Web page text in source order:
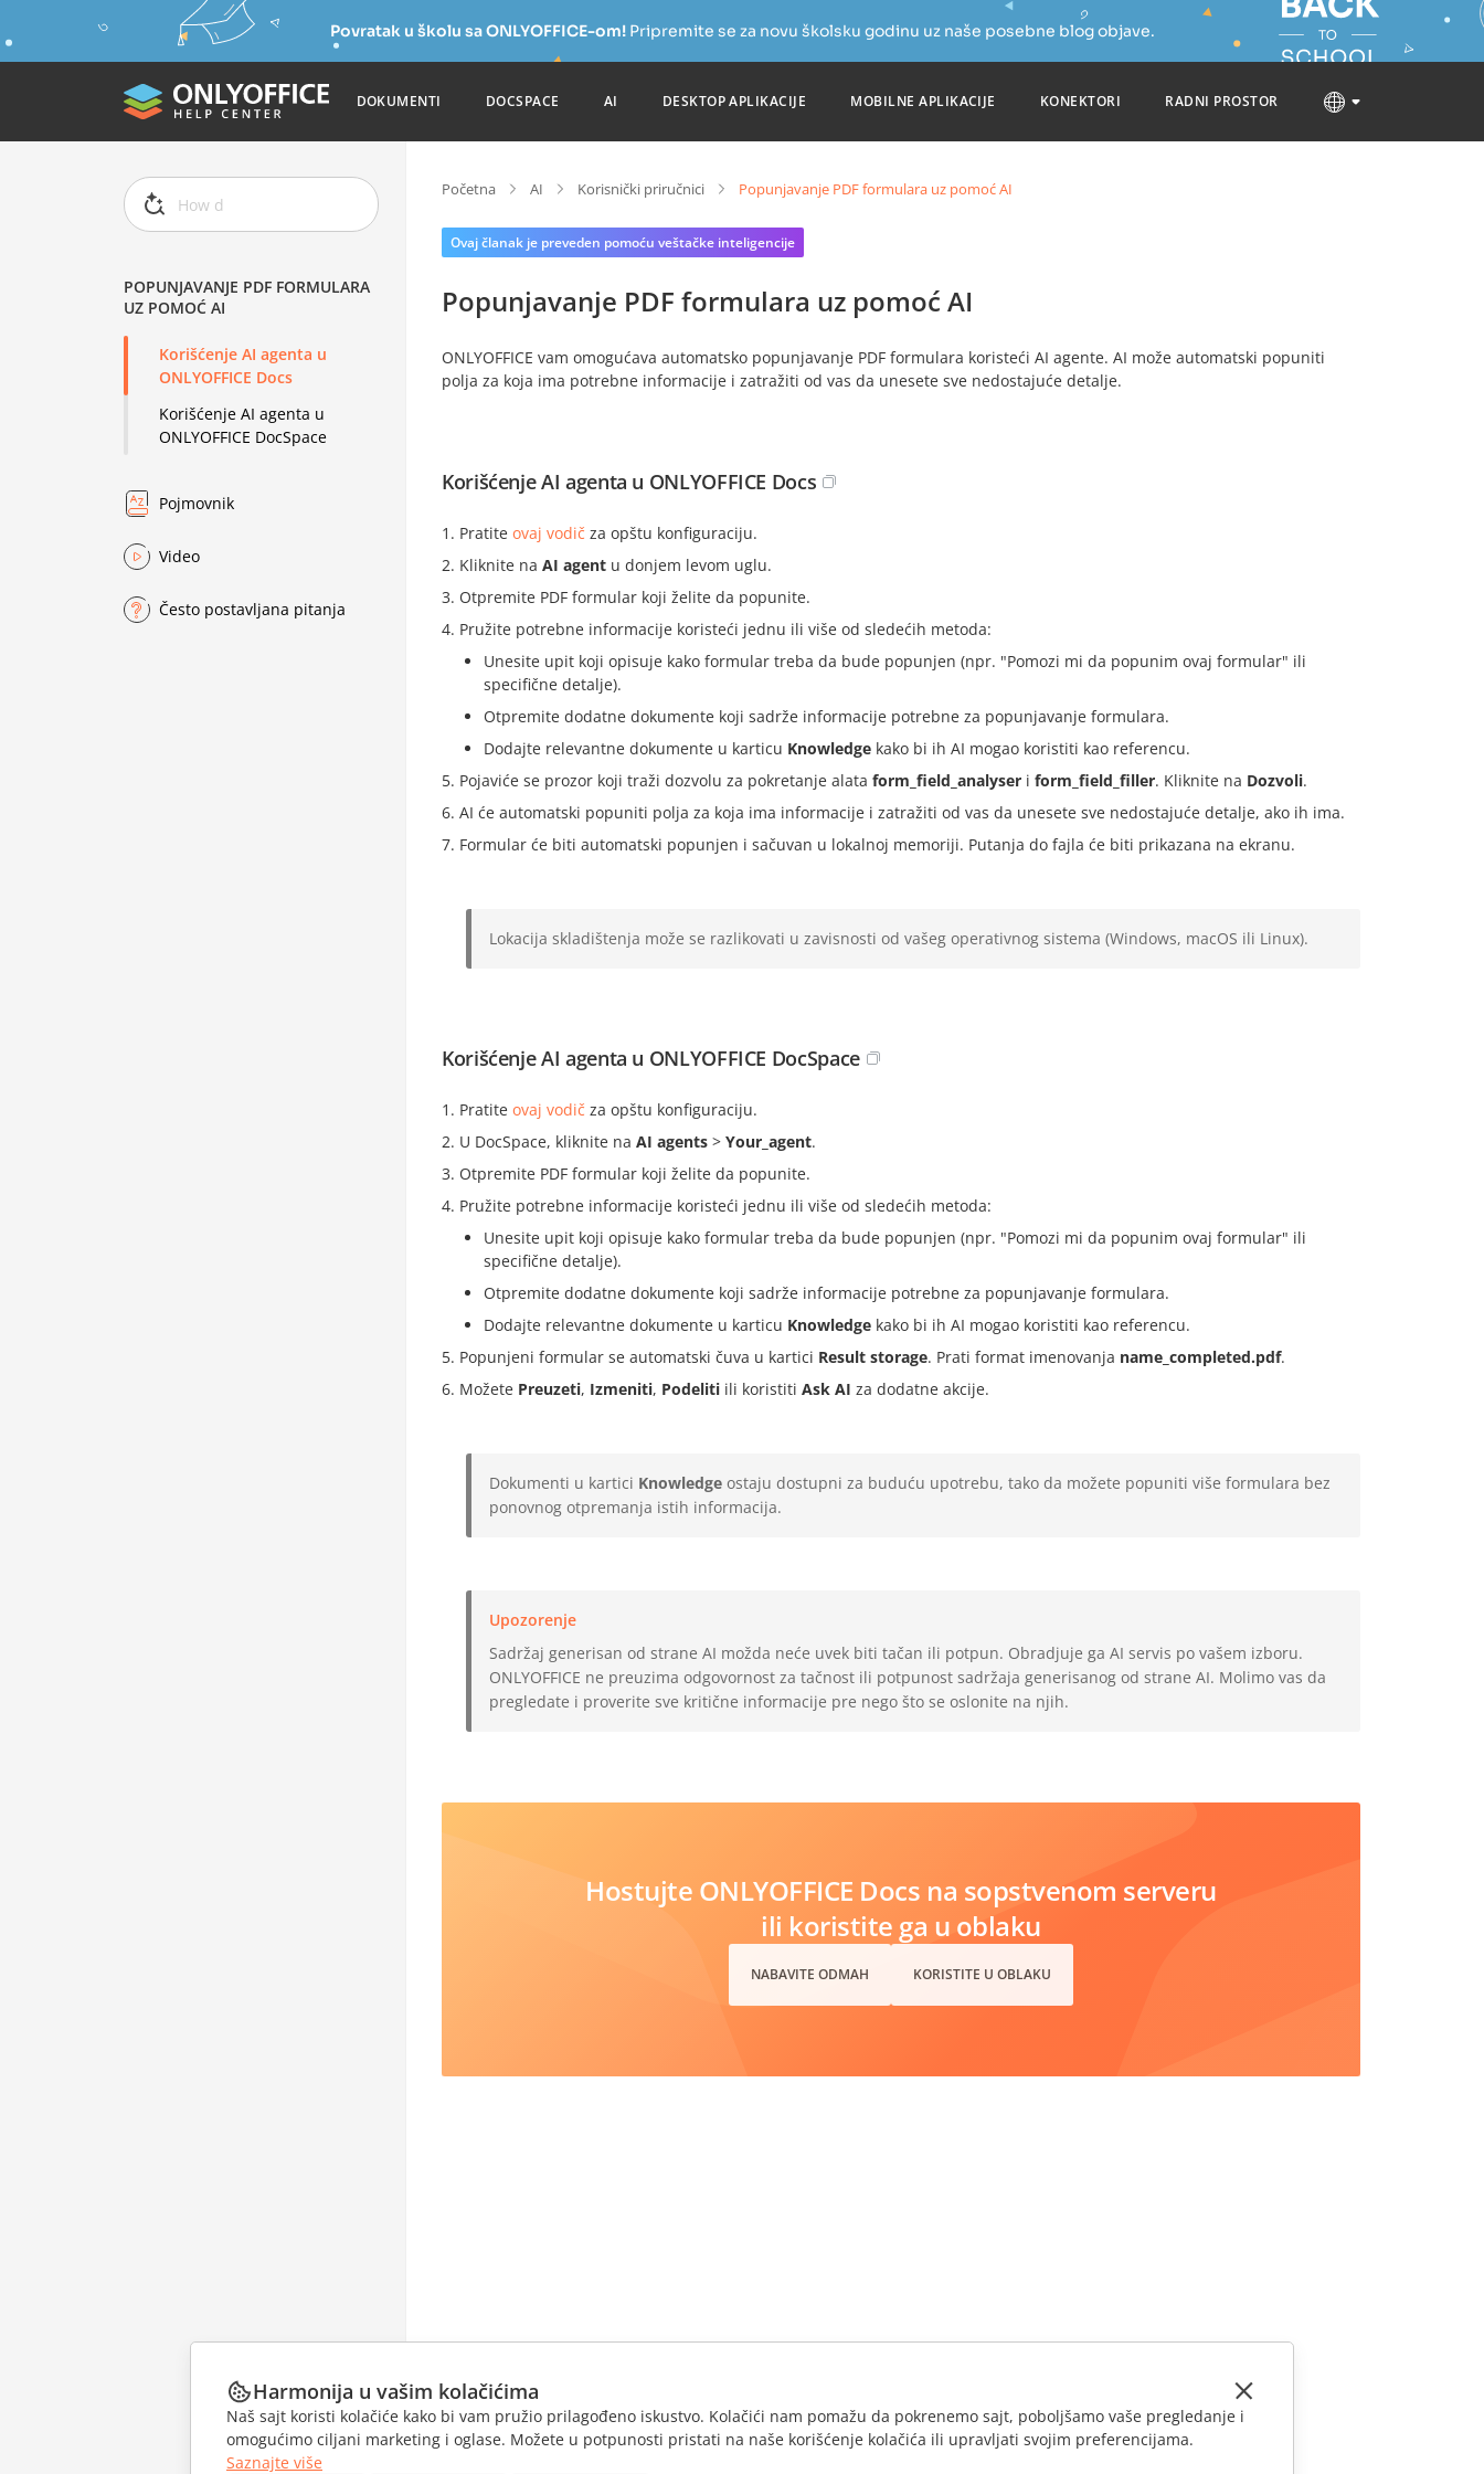
Povratak u školu sa ONLYOFFICE-om!Pripremite se za novu školsku godinu uz naše posebne blog objave.
DOKUMENTI DOCSPACE AI DESKTOP APLIKACIJE MOBILNE APLIKACIJE KONEKTORI RADNI PROSTOR
POPUNJAVANJE PDF FORMULARA
UZ POMOĆ AI
Korišćenje AI agenta u
ONLYOFFICE Docs
Korišćenje AI agenta u
ONLYOFFICE DocSpace
Pojmovnik
Video
Često postavljana pitanja
Početna AI Korisnički priručnici Popunjavanje PDF formulara uz pomoć AI
Ovaj članak je preveden pomoću veštačke inteligencije
Popunjavanje PDF formulara uz pomoć AI
ONLYOFFICE vam omogućava automatsko popunjavanje PDF formulara koristeći AI agente. AI može automatski popuniti
polja za koja ima potrebne informacije i zatražiti od vas da unesete sve nedostajuće detalje.
Korišćenje AI agenta u ONLYOFFICE Docs
Pratite ovaj vodič za opštu konfiguraciju.
Kliknite na AI agent u donjem levom uglu.
Otpremite PDF formular koji želite da popunite.
Pružite potrebne informacije koristeći jednu ili više od sledećih metoda:
Unesite upit koji opisuje kako formular treba da bude popunjen (npr. "Pomozi mi da popunim ovaj formular" ili
specifične detalje).
Otpremite dodatne dokumente koji sadrže informacije potrebne za popunjavanje formulara.
Dodajte relevantne dokumente u karticu Knowledge kako bi ih AI mogao koristiti kao referencu.
Pojaviće se prozor koji traži dozvolu za pokretanje alata form_field_analyser i form_field_filler. Kliknite na Dozvoli.
AI će automatski popuniti polja za koja ima informacije i zatražiti od vas da unesete sve nedostajuće detalje, ako ih ima.
Formular će biti automatski popunjen i sačuvan u lokalnoj memoriji. Putanja do fajla će biti prikazana na ekranu.
Lokacija skladištenja može se razlikovati u zavisnosti od vašeg operativnog sistema (Windows, macOS ili Linux).
Korišćenje AI agenta u ONLYOFFICE DocSpace
Pratite ovaj vodič za opštu konfiguraciju.
U DocSpace, kliknite na AI agents > Your_agent.
Otpremite PDF formular koji želite da popunite.
Pružite potrebne informacije koristeći jednu ili više od sledećih metoda:
Unesite upit koji opisuje kako formular treba da bude popunjen (npr. "Pomozi mi da popunim ovaj formular" ili
specifične detalje).
Otpremite dodatne dokumente koji sadrže informacije potrebne za popunjavanje formulara.
Dodajte relevantne dokumente u karticu Knowledge kako bi ih AI mogao koristiti kao referencu.
Popunjeni formular se automatski čuva u kartici Result storage. Prati format imenovanja name_completed.pdf.
Možete Preuzeti, Izmeniti, Podeliti ili koristiti Ask AI za dodatne akcije.
Dokumenti u kartici Knowledge ostaju dostupni za buduću upotrebu, tako da možete popuniti više formulara bez
ponovnog otpremanja istih informacija.
Upozorenje
Sadržaj generisan od strane AI možda neće uvek biti tačan ili potpun. Obradjuje ga AI servis po vašem izboru.
ONLYOFFICE ne preuzima odgovornost za tačnost ili potpunost sadržaja generisanog od strane AI. Molimo vas da
pregledate i proverite sve kritične informacije pre nego što se oslonite na njih.
Hostujte ONLYOFFICE Docs na sopstvenom serveru
ili koristite ga u oblaku
NABAVITE ODMAH KORISTITE U OBLAKU
Harmonija u vašim kolačićima
Naš sajt koristi kolačiće kako bi vam pružio prilagođeno iskustvo. Kolačići nam pomažu da pokrenemo sajt, poboljšamo vaše pregledanje i
omogućimo ciljani marketing i oglase. Možete u potpunosti pristati na naše korišćenje kolačića ili upravljati svojim preferencijama.
Saznajte više